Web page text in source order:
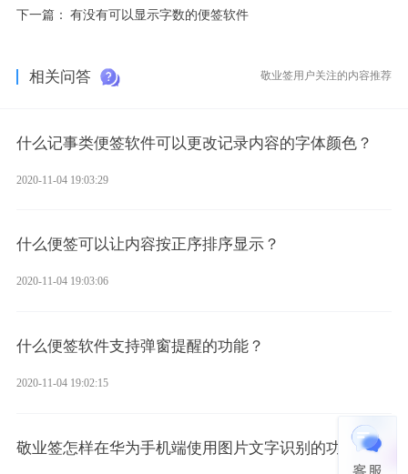
下一篇： 有没有可以显示字数的便签软件
相关问答 敬业签用户关注的内容推荐
什么记事类便签软件可以更改记录内容的字体颜色？
2020-11-04 19:03:29
什么便签可以让内容按正序排序显示？
2020-11-04 19:03:06
什么便签软件支持弹窗提醒的功能？
2020-11-04 19:02:15
敬业签怎样在华为手机端使用图片文字识别的功能？